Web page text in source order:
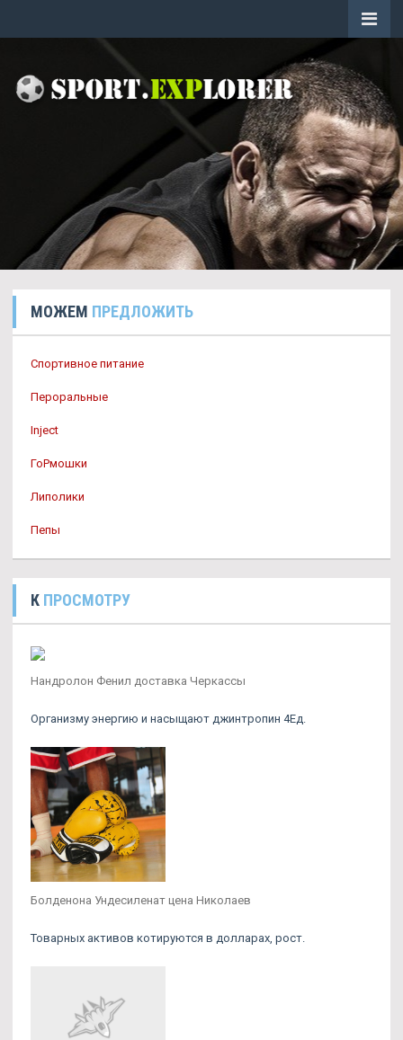
МОЖЕМ ПРЕДЛОЖИТЬ
Спортивное питание
Пероральные
Inject
ГоРмошки
Липолики
Пепы
К ПРОСМОТРУ
Нандролон Фенил доставка Черкассы
Организму энергию и насыщают джинтропин 4Ед.
Болденона Ундесиленат цена Николаев
Товарных активов котируются в долларах, рост.